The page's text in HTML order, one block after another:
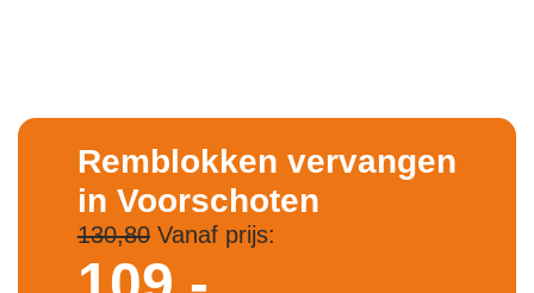
Remblokken vervangen
in Voorschoten
130,80Vanaf prijs: